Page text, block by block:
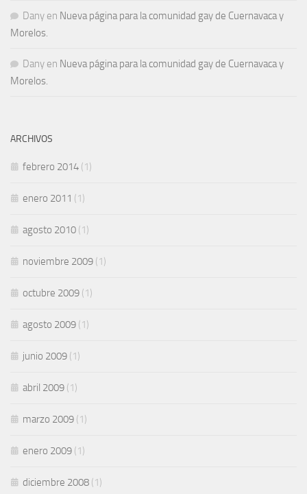
Dany en Nueva página para la comunidad gay de Cuernavaca y
Morelos.
Dany en Nueva página para la comunidad gay de Cuernavaca y
Morelos.
ARCHIVOS
febrero 2014 (1)
enero 2011 (1)
agosto 2010 (1)
noviembre 2009 (1)
octubre 2009 (1)
agosto 2009 (1)
junio 2009 (1)
abril 2009 (1)
marzo 2009 (1)
enero 2009 (1)
diciembre 2008 (1)